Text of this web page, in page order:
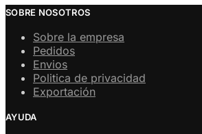
SOBRE NOSOTROS
Sobre la empresa
Pedidos
Envios
Politica de privacidad
Exportación
AYUDA